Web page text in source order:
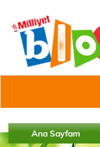
Ana Sayfam